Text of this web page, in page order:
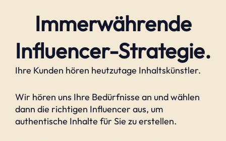
Immerwährende
Influencer-Strategie.
Ihre Kunden hören heutzutage Inhaltskünstler.
Wir hören uns Ihre Bedürfnisse an und wählen
dann die richtigen Influencer aus, um
authentische Inhalte für Sie zu erstellen.